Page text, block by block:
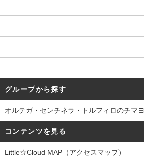
.
.
.
.
グループから探す
オルテガ・センチネラ・トルフィロのチマ
コンテンツを見る
Little☆Cloud MAP（アクセスマップ）